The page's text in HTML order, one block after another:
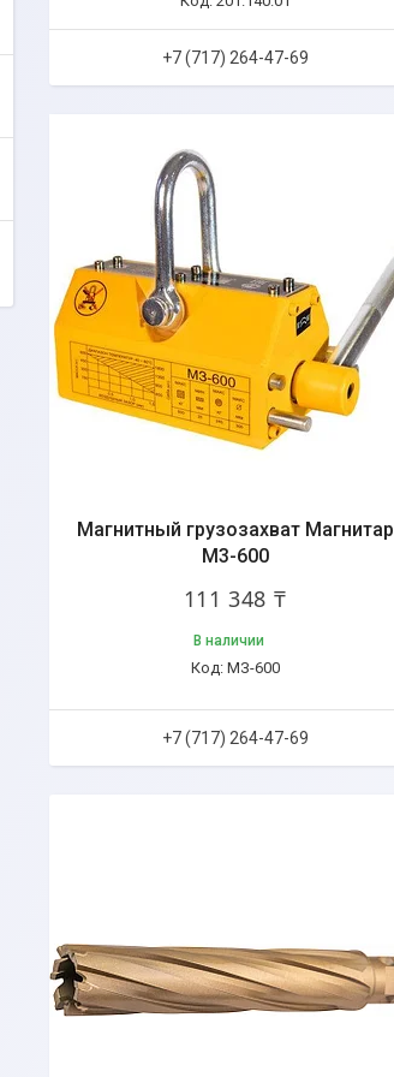
+7 (717) 264-47-69
Магнитный грузозахват Магнитар
М3-600
111 348 ₸
В наличии
МЗ-600
+7 (717) 264-47-69